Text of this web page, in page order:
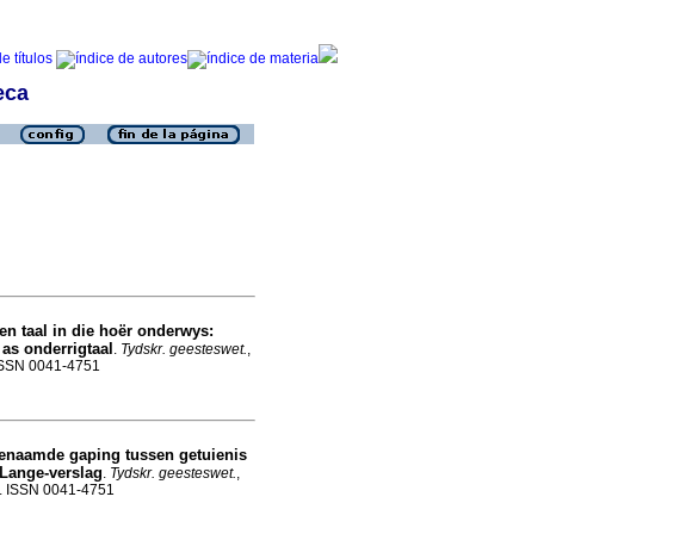
taal in die hoër onderwys:
onderrigtaal . Tydskr. geesteswet.,
0041-4751
gaping tussen getuienis
verslag. Tydskr. geesteswet.,
ISSN 0041-4751